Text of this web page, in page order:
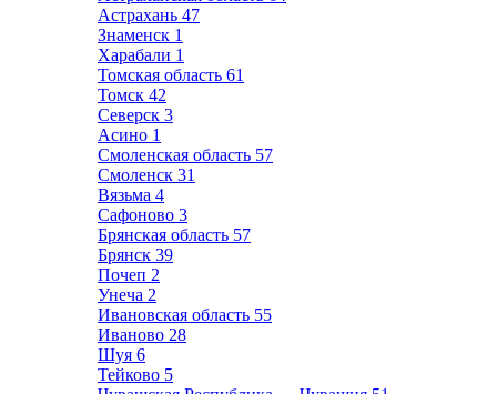
Астрахань 47
Знаменск 1
Харабали 1
Томская область 61
Томск 42
Северск 3
Асино 1
Смоленская область 57
Смоленск 31
Вязьма 4
Сафоново 3
Брянская область 57
Брянск 39
Почеп 2
Унеча 2
Ивановская область 55
Иваново 28
Шуя 6
Тейково 5